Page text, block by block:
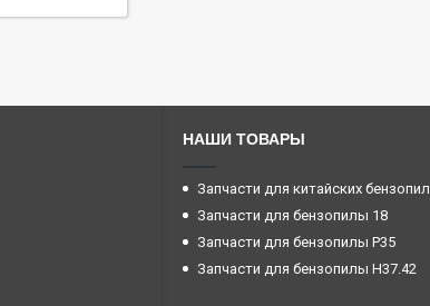
НАШИ ТОВАРЫ
Запчасти для китайских бензопил
Запчасти для бензопилы 18
Запчасти для бензопилы P35
Запчасти для бензопилы H37.42